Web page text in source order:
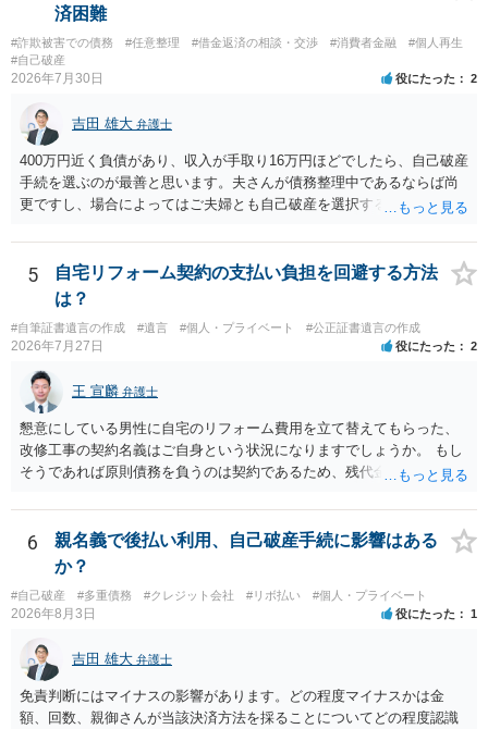
済困難
#詐欺被害での債務 #任意整理 #借金返済の相談・交渉 #消費者金融
#個人再生
#自己破産
2026年7月30日 役にたった 2
吉田 雄大 弁護士
400万円近く負債があり、収入が手取り16万円ほどでしたら、自己破産
手続を選ぶのが最善と思います。夫さんが債務整理中であるならば尚
更ですし、場合によってはご夫婦とも自己破産を選択する方法もある
5
自宅リフォーム契約の支払い負担を回避する方法
は？
#自筆証書遺言の作成 #遺言 #個人・プライベート #公正証書遺言の作成
2026年7月27日 役にたった 2
王 宣麟 弁護士
懇意にしている男性に自宅のリフォーム費用を立て替えてもらった、
改修工事の契約名義はご自身という状況になりますでしょうか。 もし
そうであれば原則債務を負うのは契約であるため、残代金を捻出して
ます。 入籍した場合でも、原則契約者が単独で全ての債務を負うこと
には変わりがありません。 なかなか対応に難しい案件であり、公開の
場でアドバイスを行うのも限界があるように思われますので、資料等
を持参のうえ個別に弁護士に相談されることをお勧めします。
6
親名義で後払い利用、自己破産手続に影響はある
か？
#自己破産 #多重債務 #クレジット会社 #リボ払い #個人・プライベート
2026年8月3日 役にたった 1
吉田 雄大 弁護士
免責判断にはマイナスの影響があります。どの程度マイナスかは金
額、回数、親御さんが当該決済方法を採ることについてどの程度認識